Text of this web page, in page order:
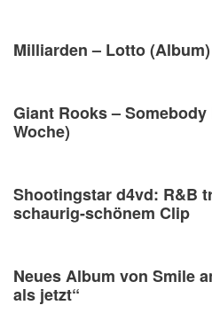
Milliarden – Lotto (Album)
Giant Rooks –
Woche)
Shootingstar d4vd: R&B
schaurig-schönem Clip
Neues Album von Smile
als jetzt“